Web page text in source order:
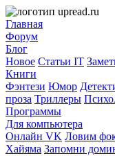
Главная
Форум
Блог
Новое Статьи IT
Книги
Фэнтези Юмор
проза Триллеры
Программы
Для компьютера
Онлайн VK Ловим
Хайяма Запомни